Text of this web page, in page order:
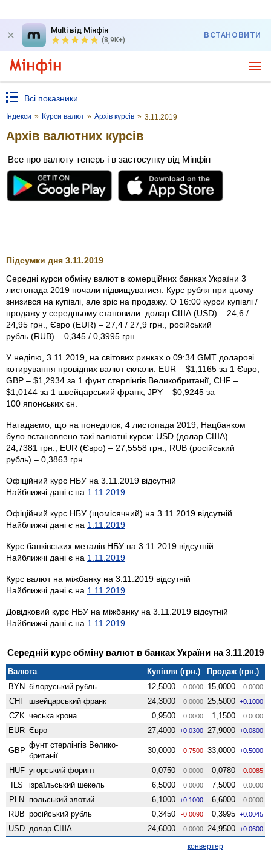
Multi від Мінфін
(8,9K+)
ВСТАНОВИТИ
Всі показники
Індекси » Курси валют » Архів курсів » 3.11.2019
Архів валютних курсів
Все про валюту теперь і в застосунку від Мінфін
Підсумки дня 3.11.2019
Середні курси обміну валют в комерційних банках України 3
листопада 2019 почали підвищуватися. Курс рубля при цьому
знизився на купівлі, але зріс на продажу. О 16:00 курси купівлі /
продажу у середньому становили: долар США (USD) – 24,6 /
24,95 грн., Євро (EUR) – 27,4 / 27,9 грн., російський
рубль (RUB) – 0,345 / 0,3995 грн.
У неділю, 3.11.2019, на світових ринках о 09:34 GMT доларові
котирування провідних валют склали: EUR – $1,1165 за 1 Євро,
GBP – $1,2934 за 1 фунт стерлінгів Велико­британії, CHF –
$1,0144 за 1 швейцарський франк, JPY – $0,9245 за
100 японських єн.
Нагадаємо, що на понеділок, 4 листопада 2019, Нацбанком
було встановлено такі валютні курси: USD (долар США) –
24,7381 грн., EUR (Євро) – 27,5558 грн., RUB (російський
рубль) – 0,3863 грн.
Офіційний курс НБУ на 3.11.2019 відсутній
Найближчі дані є на 1.11.2019
Офіційний курс НБУ (щомісячний) на 3.11.2019 відсутній
Найближчі дані є на 1.11.2019
Курс банківських металів НБУ на 3.11.2019 відсутній
Найближчі дані є на 1.11.2019
Курс валют на міжбанку на 3.11.2019 відсутній
Найближчі дані є на 1.11.2019
Довідковий курс НБУ на міжбанку на 3.11.2019 відсутній
Найближчі дані є на 1.11.2019
Середній курс обміну валют в банках України на 3.11.2019
Валюта Купівля (грн.)
Продаж (грн.)
BYN білоруський рубль 12,5000 0.0000 15,0000 0.0000
CHF швейцарський франк 24,3000 0.0000 25,5000 +0.1000
CZK чеська крона 0,9500 0.0000 1,1500 0.0000
EUR Євро 27,4000 +0.0300 27,9000 +0.0800
GBP
фунт стерлінгів Велико­
британії
30,0000 -0.7500 33,0000 +0.5000
HUF угорський форинт 0,0750 0.0000 0,0780 -0.0085
ILS ізраїльський шекель 6,5000 0.0000 7,5000 0.0000
PLN польський злотий 6,1000 +0.1000 6,6000 0.0000
RUB російський рубль 0,3450 -0.0090 0,3995 +0.0045
USD долар США 24,6000 0.0000 24,9500 +0.0600
конвертер